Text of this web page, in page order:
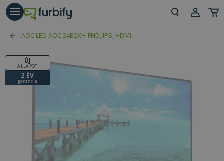
AOC LED AOC 24B2XH-FHD, IPS, HDMI
ÚJ
ÁLLAPOT
2 ÉV
garancia
gomb